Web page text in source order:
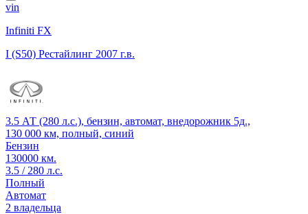
vin
Infiniti FX
I (S50) Рестайлинг 2007 г.в.
3.5 АТ (280 л.с.), бензин, автомат, внедорожник 5д.,
130 000 км, полный, синий
Бензин
130000 км.
3.5 / 280 л.с.
Полный
Автомат
2 владельца